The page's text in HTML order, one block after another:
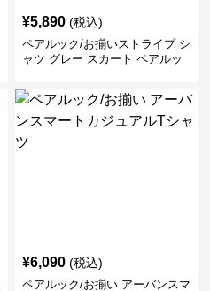
¥5,890 (税込)
ペアルック/お揃いストライプ シ
ャツ グレー スカート ペアルッ
¥6,090 (税込)
ペアルック/お揃い アーバンスマ